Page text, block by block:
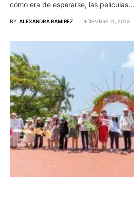
cómo era de esperarse, las películas…
BY ALEXANDRA RAMIREZ DICIEMBRE 11, 2023